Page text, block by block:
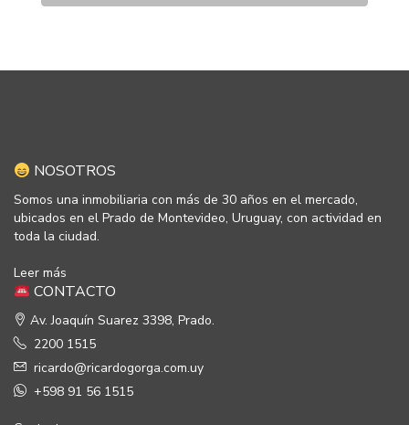
NOSOTROS
Somos una inmobiliaria con más de 30 años en el mercado,
ubicados en el Prado de Montevideo, Uruguay, con actividad en
toda la ciudad.
Leer más
CONTACTO
Av. Joaquín Suarez 3398, Prado.
2200 1515
ricardo@ricardogorga.com.uy
+598 91 56 1515